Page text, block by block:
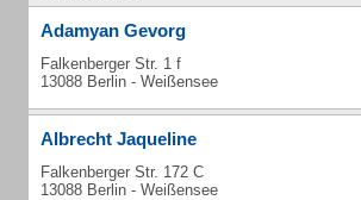
Adamyan Gevorg
Falkenberger Str. 1 f
13088 Berlin - Weißensee
Albrecht Jaqueline
Falkenberger Str. 172 C
13088 Berlin - Weißensee